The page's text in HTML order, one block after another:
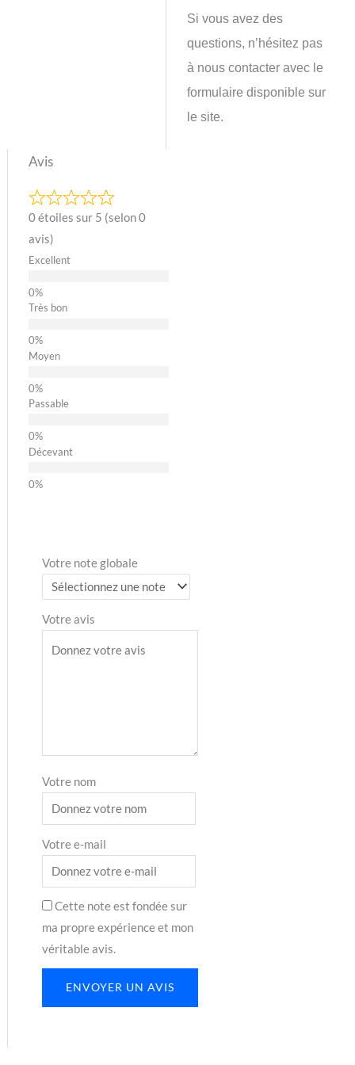
Si vous avez des
questions, n’hésitez pas
à nous contacter avec le
formulaire disponible sur
le site.
Avis
0 étoiles sur 5 (selon 0
avis)
Excellent
Très bon
Moyen
Passable
Décevant
Votre note globale
Votre avis
Votre nom
Votre e-mail
Cette note est fondée sur
ma propre expérience et mon
véritable avis.
ENVOYER UN AVIS